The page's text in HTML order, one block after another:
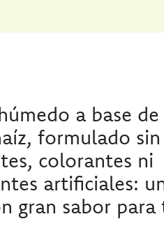
a base
formulado sin
colorantes ni
artificiales:
gran sabor